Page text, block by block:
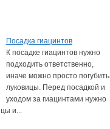
Посадка гиацинтов
К посадке гиацинтов нужно
подходить ответственно,
иначе можно просто погубить
луковицы. Перед посадкой и
уходом за гиацинтами нужно
и...